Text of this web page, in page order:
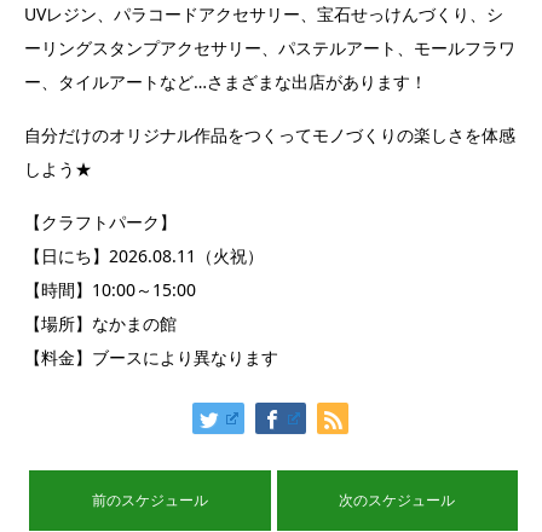
UVレジン、パラコードアクセサリー、宝石せっけんづくり、シ
ーリングスタンプアクセサリー、パステルアート、モールフラワ
ー、タイルアートなど…さまざまな出店があります！
自分だけのオリジナル作品をつくってモノづくりの楽しさを体感
しよう★
【クラフトパーク】
【日にち】2026.08.11（火祝）
【時間】10:00～15:00
【場所】なかまの館
【料金】ブースにより異なります
前のスケジュール 次のスケジュール